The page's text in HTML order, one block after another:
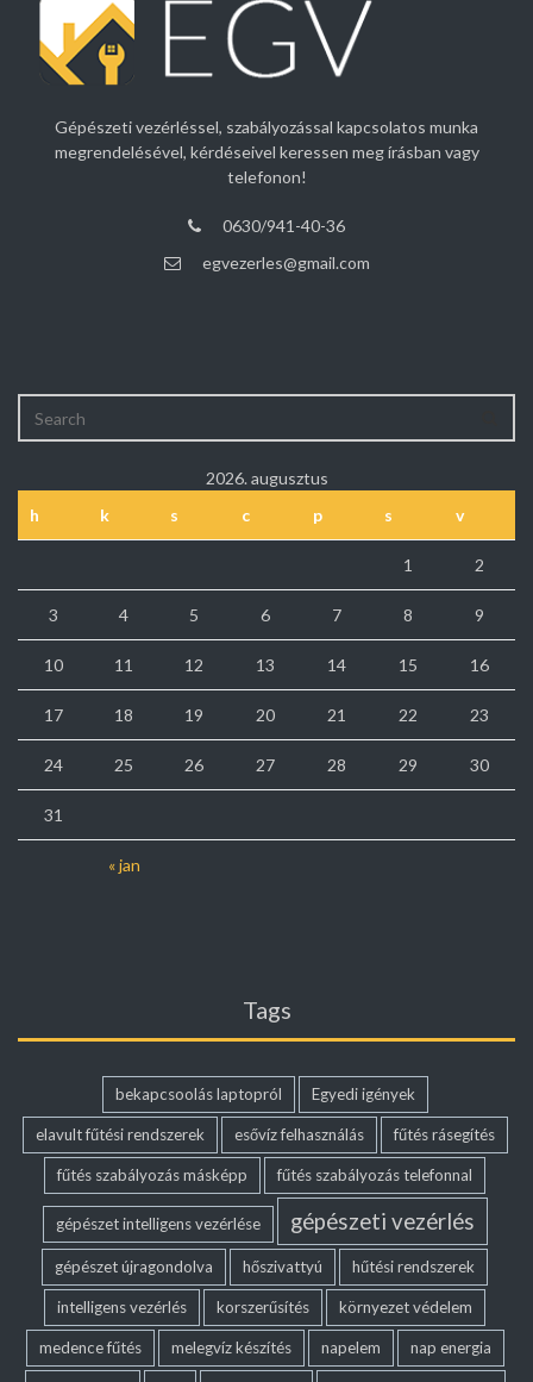
Gépészeti vezérléssel, szabályozással kapcsolatos munka
megrendelésével, kérdéseivel keressen meg írásban vagy
telefonon!
0630/941-40-36
egvezerles@gmail.com
2026. augusztus
h
k s c p s v
« jan
1 2
3 4 5 6 7 8 9
10 11 12 13 14 15 16
17 18 19 20 21 22 23
24 25 26 27 28 29 30
31
Tags
bekapcsoolás laptopról Egyedi igények
elavult fűtési rendszerek esővíz felhasználás fűtés rásegítés
fűtés szabályozás másképp fűtés szabályozás telefonnal
gépészet intelligens vezérlése gépészeti vezérlés
gépészet újragondolva hőszivattyú hűtési rendszerek
intelligens vezérlés korszerűsítés környezet védelem
medence fűtés melegvíz készítés napelem nap energia